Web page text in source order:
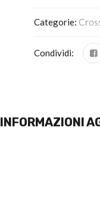
Categorie:
Condividi:
INFORMAZIONI